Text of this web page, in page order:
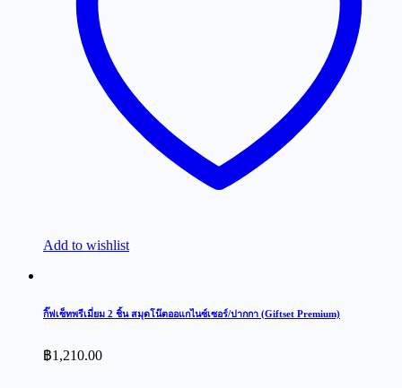
Add to wishlist
กิ๊ฟเซ็ทพรีเมี่ยม 2 ชิ้น สมุดโน๊ตออแกไนซ์เซอร์/ปากกา (Giftset Premium)
฿1,210.00